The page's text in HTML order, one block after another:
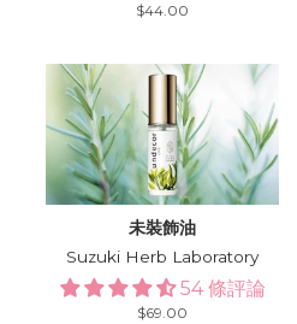
Regular
$44.00
未裝飾油
Suzuki Herb Laboratory
54 條評論
Regular
$69.00